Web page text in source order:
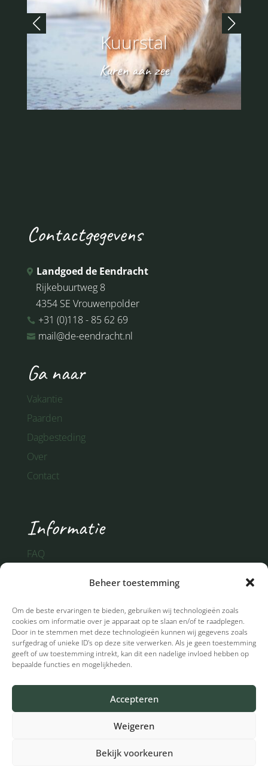
Beheer toestemming
Om de beste ervaringen te bieden, gebruiken wij technologieën zoals
cookies om informatie over je apparaat op te slaan en/of te raadplegen.
Door in te stemmen met deze technologieën kunnen wij gegevens zoals
surfgedrag of unieke ID's op deze site verwerken. Als je geen toestemming
geeft of uw toestemming intrekt, kan dit een nadelige invloed hebben op
bepaalde functies en mogelijkheden.
Accepteren
Weigeren
Bekijk voorkeuren
Kuurstal
Kuren aan zee
Contactgegevens
 Landgoed de Eendracht
Rijkebuurtweg 8
4354 SE Vrouwenpolder
 +31 (0)118 - 85 62 69
 mail@de-eendracht.nl
Ga naar
Vakantie
Paarden
Dagbesteding
Over
Contact
Informatie
FAQ
Privacy
Volg ons op